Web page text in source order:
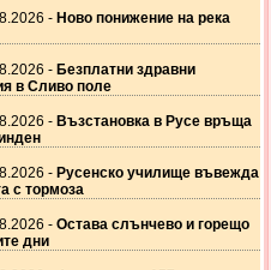
- Ново понижение на река
- Безплатни здравни
в Сливо поле
- Възстановка в Русе връща
- Русенско училище въвежда
с тормоза
- Остава слънчево и горещо
дни